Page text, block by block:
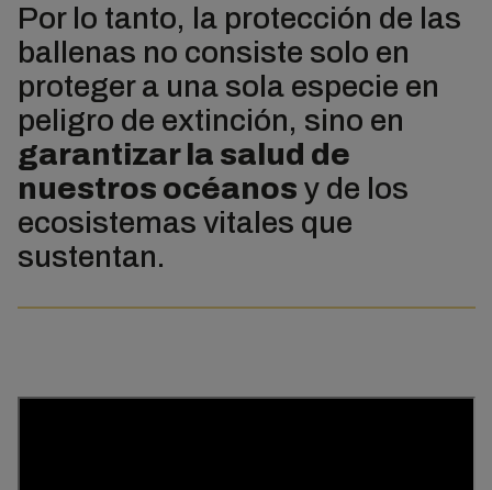
Por lo tanto, la protección de las
ballenas no consiste solo en
proteger a una sola especie en
peligro de extinción, sino en
garantizar la salud de
nuestros océanos y de los
ecosistemas vitales que
sustentan.